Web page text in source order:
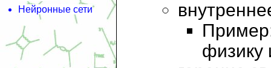
Нейронные сети
физику